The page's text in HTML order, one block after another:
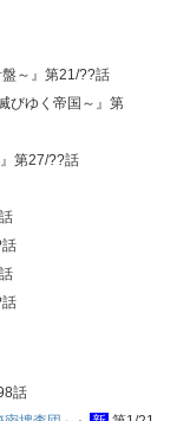
～』第21/??話
びゆく帝国～』第
』第27/??話
話